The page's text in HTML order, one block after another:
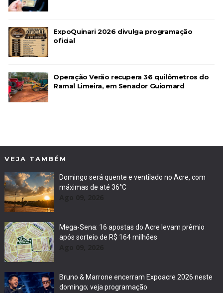
ExpoQuinari 2026 divulga programação
oficial
Operação Verão recupera 36 quilômetros do
Ramal Limeira, em Senador Guiomard
VEJA TAMBÉM
Domingo será quente e ventilado no Acre, com
máximas de até 36°C
Mega-Sena: 16 apostas do Acre levam prêmio
após sorteio de R$ 164 milhões
Bruno & Marrone encerram Expoacre 2026 neste
domingo; veja programação